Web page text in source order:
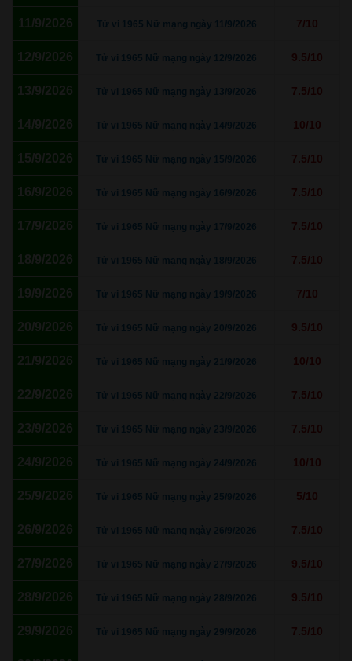
11/9/2026 Tử vi 1965 Nữ mạng ngày 11/9/2026 7/10
12/9/2026 Tử vi 1965 Nữ mạng ngày 12/9/2026 9.5/10
13/9/2026 Tử vi 1965 Nữ mạng ngày 13/9/2026 7.5/10
14/9/2026 Tử vi 1965 Nữ mạng ngày 14/9/2026 10/10
15/9/2026 Tử vi 1965 Nữ mạng ngày 15/9/2026 7.5/10
16/9/2026 Tử vi 1965 Nữ mạng ngày 16/9/2026 7.5/10
17/9/2026 Tử vi 1965 Nữ mạng ngày 17/9/2026 7.5/10
18/9/2026 Tử vi 1965 Nữ mạng ngày 18/9/2026 7.5/10
19/9/2026 Tử vi 1965 Nữ mạng ngày 19/9/2026 7/10
20/9/2026 Tử vi 1965 Nữ mạng ngày 20/9/2026 9.5/10
21/9/2026 Tử vi 1965 Nữ mạng ngày 21/9/2026 10/10
22/9/2026 Tử vi 1965 Nữ mạng ngày 22/9/2026 7.5/10
23/9/2026 Tử vi 1965 Nữ mạng ngày 23/9/2026 7.5/10
24/9/2026 Tử vi 1965 Nữ mạng ngày 24/9/2026 10/10
25/9/2026 Tử vi 1965 Nữ mạng ngày 25/9/2026 5/10
26/9/2026 Tử vi 1965 Nữ mạng ngày 26/9/2026 7.5/10
27/9/2026 Tử vi 1965 Nữ mạng ngày 27/9/2026 9.5/10
28/9/2026 Tử vi 1965 Nữ mạng ngày 28/9/2026 9.5/10
29/9/2026 Tử vi 1965 Nữ mạng ngày 29/9/2026 7.5/10